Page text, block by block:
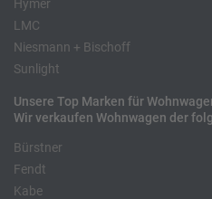
Hymer
LMC
Niesmann + Bischoff
Sunlight
Unsere Top Marken für
Wir verkaufen Wohnwagen der
Bürstner
Fendt
Kabe